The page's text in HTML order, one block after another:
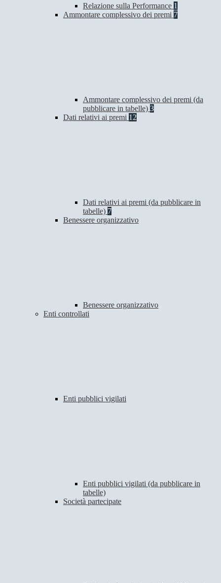
Relazione sulla Performance 1
Ammontare complessivo dei premi 7
Ammontare complessivo dei premi (da
pubblicare in tabelle) 3
Dati relativi ai premi 12
Dati relativi ai premi (da pubblicare in
tabelle) 7
Benessere organizzativo
Benessere organizzativo
Enti controllati
Enti pubblici vigilati
Enti pubblici vigilati (da pubblicare in
tabelle)
Società partecipate